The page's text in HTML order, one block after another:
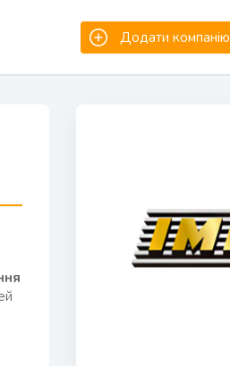
Додати компанію